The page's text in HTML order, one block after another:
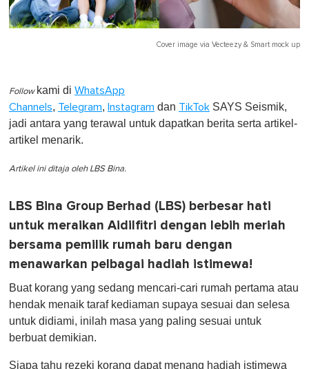
Cover image via Vecteezy& Smart mock up
Follow kami di WhatsApp
Channels, Telegram, Instagram dan TikTok SAYS Seismik,
jadi antara yang terawal untuk dapatkan berita serta artikel-
artikel menarik.
Artikel ini ditaja oleh LBS Bina.
LBS Bina Group Berhad (LBS) berbesar hati
untuk meraikan Aidilfitri dengan lebih meriah
bersama pemilik rumah baru dengan
menawarkan pelbagai hadiah istimewa!
Buat korang yang sedang mencari-cari rumah pertama atau
hendak menaik taraf kediaman supaya sesuai dan selesa
untuk didiami, inilah masa yang paling sesuai untuk
berbuat demikian.
Siapa tahu rezeki korang dapat menang hadiah istimewa